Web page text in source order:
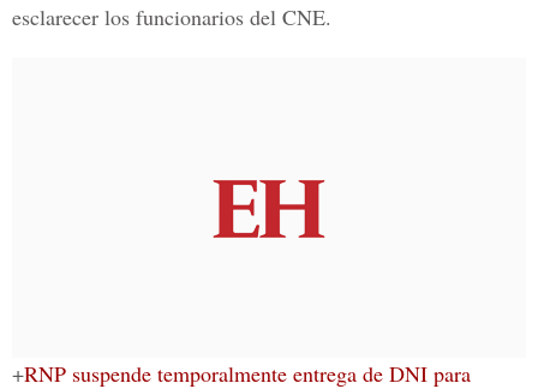
esclarecer los funcionarios del CNE.
+RNP suspende temporalmente entrega de DNI para